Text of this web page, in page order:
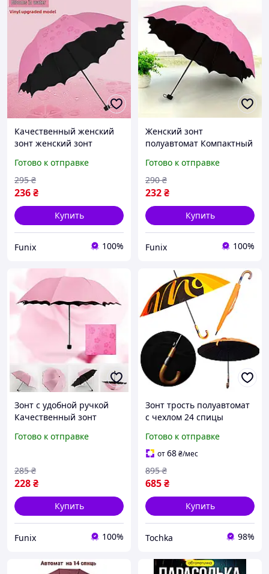
Качественный женский
зонт женский зонт
розовый
Полуавтоматический зонт
Готово к отправке
236₴
295 ₴
Купить
Funix 100%
Женский зонт
полуавтомат Компактный
розовый Женские
красивые зонтики
Готово к отправке
232₴
290 ₴
Купить
Funix 100%
Зонт с удобной ручкой
Качественный зонт
красивые зонтики
Готово к отправке
228₴
285 ₴
Купить
Funix 100%
Зонт трость полуавтомат
с чехлом 24 спицы
см диаметр с деревянной
ручкой Оранжевый TC
Готово к отправке
от68₴/мес
685₴
895 ₴
Купить
Tochka 98%